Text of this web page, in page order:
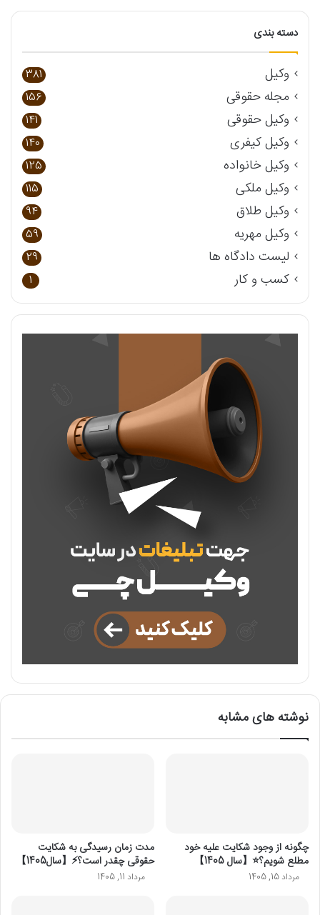
دسته بندی
وکیل 381
مجله حقوقی 156
وکیل حقوقی 141
وکیل کیفری 140
وکیل خانواده 125
وکیل ملکی 115
وکیل طلاق 94
وکیل مهریه 59
لیست دادگاه ها 29
کسب و کار 1
نوشته های مشابه
چگونه از وجود شکایت علیه خود
مطلع شویم؟⭐【سال 1405】
مرداد 15, 1405
مدت زمان رسیدگی به شکایت
حقوقی چقدر است؟⚡【سال1405】
مرداد 11, 1405